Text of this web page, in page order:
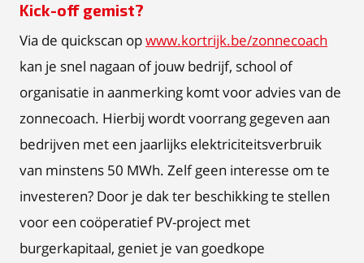
Kick-off gemist?
Via de quickscan opwww.kortrijk.be/zonnecoach
kan je snel nagaan of jouw bedrijf, school of
organisatie in aanmerking komt voor advies van de
zonnecoach. Hierbij wordt voorrang gegeven aan
bedrijven met een jaarlijks elektriciteitsverbruik
van minstens 50 MWh. Zelf geen interesse om te
investeren? Door je dak ter beschikking te stellen
voor een coöperatief PV-project met
burgerkapitaal, geniet je van goedkope